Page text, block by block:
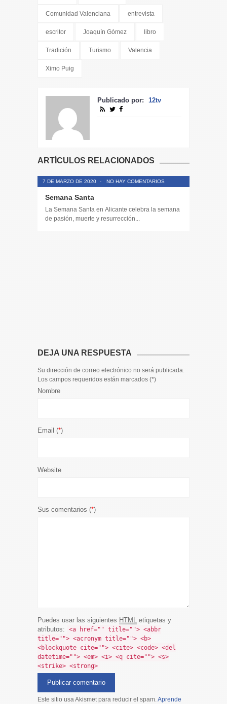
Comunidad Valenciana entrevista
escritor Joaquín Gómez libro
Tradición Turismo Valencia
Ximo Puig
Publicado por: 12tv
ARTÍCULOS RELACIONADOS
7 DE MARZO DE 2020 - NO HAY COMENTARIOS
Semana Santa
La Semana Santa en Alicante celebra la semana
de pasión, muerte y resurrección...
DEJA UNA RESPUESTA
Su dirección de correo electrónico no será publicada.
Los campos requeridos están marcados (*)
Nombre
Email (*)
Website
Sus comentarios (*)
Puedes usar las siguientes HTML
etiquetas y
atributos:
<a href="" title=""> <abbr
title=""> <acronym title=""> <b>
<blockquote cite=""> <cite> <code> <del
datetime=""> <em> <i> <q cite=""> <s>
<strike> <strong>
Este sitio usa Akismet para reducir el spam.Aprende